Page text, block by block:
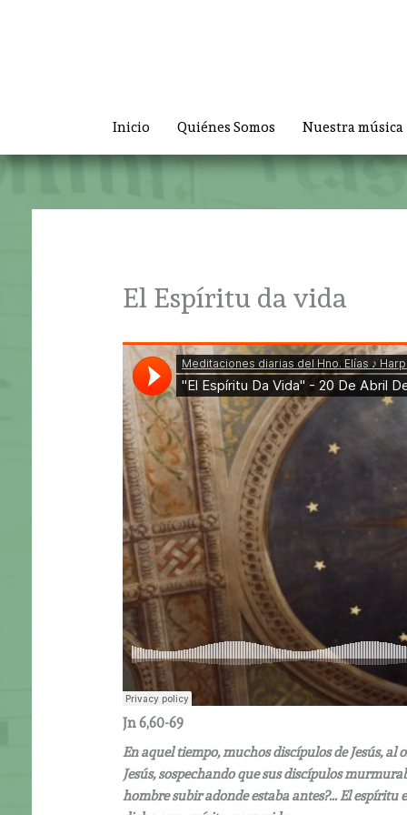
Inicio Quiénes Somos Nuestra música
El Espíritu da vida
Jn 6,60-69
En aquel tiempo, muchos discípulos de Jesús, al
Jesús, sospechando que sus discípulos
hombre subir adonde estaba antes?… El espíritu